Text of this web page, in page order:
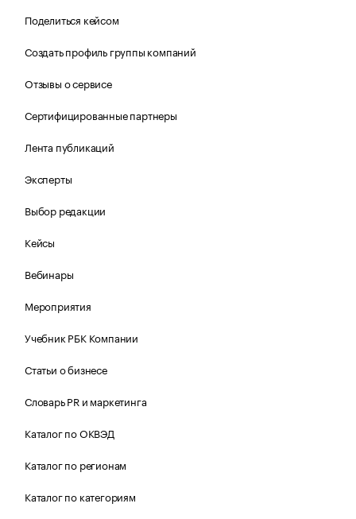
Поделиться кейсом
Создать профиль группы компаний
Отзывы о сервисе
Сертифицированные партнеры
Лента публикаций
Эксперты
Выбор редакции
Кейсы
Вебинары
Мероприятия
Учебник РБК Компании
Статьи о бизнесе
Словарь PR и маркетинга
Каталог по ОКВЭД
Каталог по регионам
Каталог по категориям